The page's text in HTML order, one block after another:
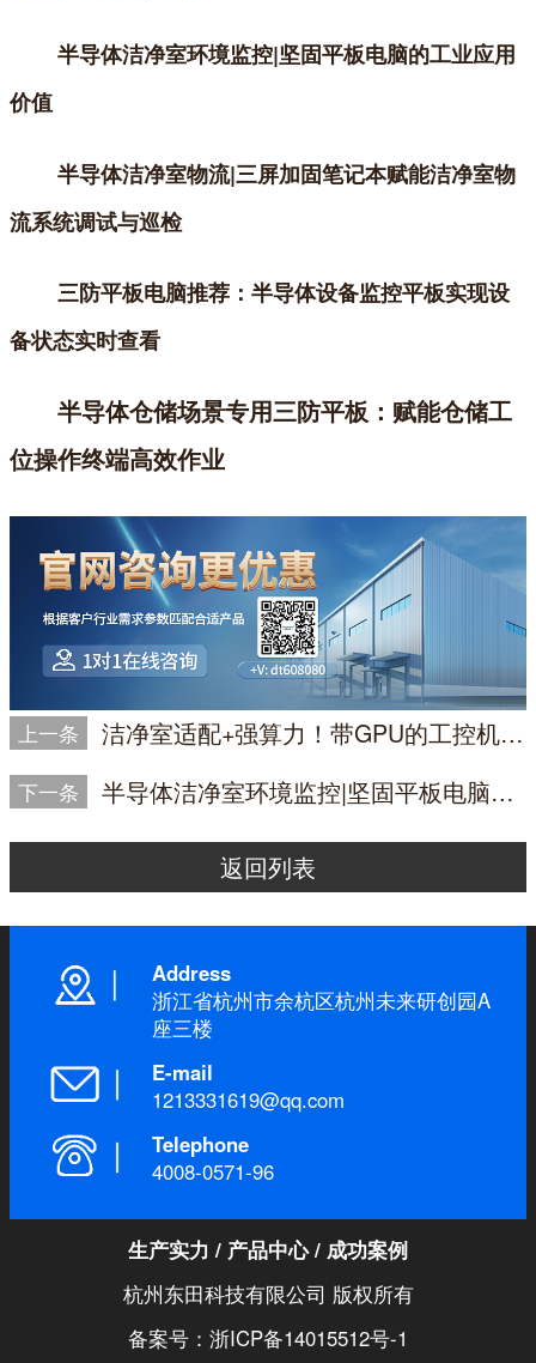
半导体洁净室环境监控|坚固平板电脑的工业应用
价值
半导体洁净室物流|三屏加固笔记本赋能洁净室物
流系统调试与巡检
三防平板电脑推荐：半导体设备监控平板实现设
备状态实时查看
半导体仓储场景专用三防平板：赋能仓储工
位操作终端高效作业
上一条 洁净室适配+强算力！带GPU的工控机赋能半导体ALD原子层沉积设备
下一条 半导体洁净室环境监控|坚固平板电脑的工业应用价值
返回列表
Address
浙江省杭州市余杭区杭州未来研创园A
座三楼
E-mail
1213331619@qq.com
Telephone
4008-0571-96
生产实力 / 产品中心/ 成功案例
杭州东田科技有限公司 版权所有
备案号：浙ICP备14015512号-1